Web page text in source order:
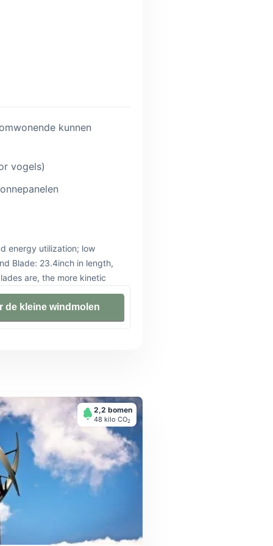
kunnen
vogels)
energy utilization; low
Blade: 23.4inch in length,
are, the more kinetic
produce. Nylon material
Generator: three-phase
and compact ac generator
is automatically read and the
wind energy. The tail fin is
★Real Parameter, Not
not False. Base on
Wind turbine parameters can
de kleine windmolen
2,2 bomen
48 kilo СО2